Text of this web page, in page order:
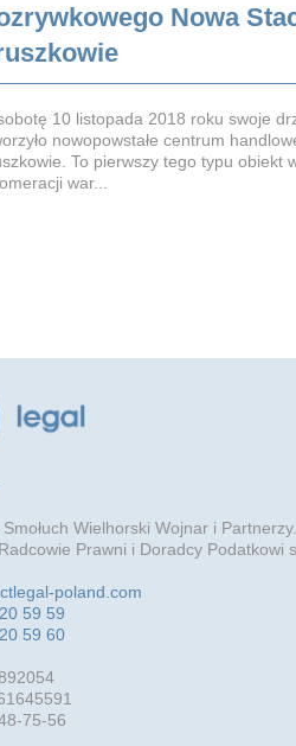
Nowa
10 listopada 2018 roku swoje
nowopowstałe centrum
To pierwszy tego typu obiekt
war...
Wielhorski Wojnar i Partnerzy.
Prawni i Doradcy Podatkowi
poland.com
59 59
59 60
75-56